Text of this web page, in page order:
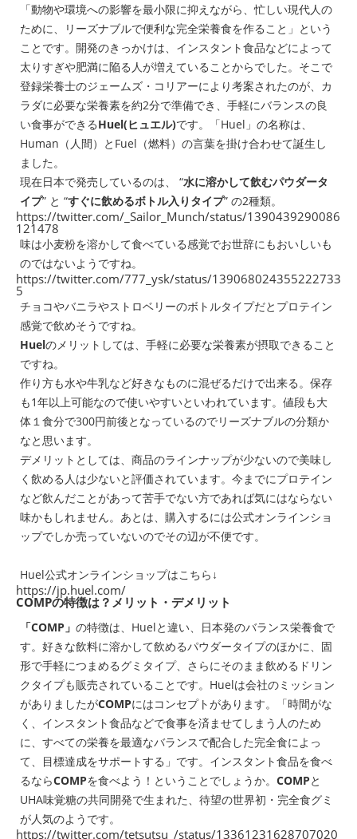
「動物や環境への影響を最小限に抑えながら、忙しい現代人の
ために、リーズナブルで便利な完全栄養食を作ること」 という
ことです。開発のきっかけは、インスタント食品などによって
太りすぎや肥満に陥る人が増えていることからでした。そこで
登録栄養士のジェームズ・コリアーにより考案されたのが、カ
ラダに必要な栄養素を約2分で準備でき、手軽にバランスの良
い食事ができるHuel(ヒュエル)です。「Huel」の名称は、
Human（人間）とFuel（燃料）の言葉を掛け合わせて誕生し
ました。
現在日本で発売しているのは、 “水に溶かして飲むパウダータ
イプ” と “すぐに飲めるボトル入りタイプ” の2種類。
https://twitter.com/_Sailor_Munch/status/1390439290086
121478
味は小麦粉を溶かして食べている感覚でお世辞にもおいしいも
のではないようですね。
https://twitter.com/777_ysk/status/139068024355222733
5
チョコやバニラやストロベリーのボトルタイプだとプロテイン
感覚で飲めそうですね。
Huelのメリットしては、手軽に必要な栄養素が摂取できること
ですね。
作り方も水や牛乳など好きなものに混ぜるだけで出来る。保存
も1年以上可能なので使いやすいといわれています。値段も大
体１食分で300円前後となっているのでリーズナブルの分類か
なと思います。
デメリットとしては、商品のラインナップが少ないので美味し
く飲める人は少ないと評価されています。今までにプロテイン
など飲んだことがあって苦手でない方であれば気にはならない
味かもしれません。あとは、購入するには公式オンラインショ
ップでしか売っていないのでその辺が不便です。
Huel公式オンラインショップはこちら↓
https://jp.huel.com/
COMPの特徴は？メリット・デメリット
「COMP」 の特徴は、Huelと違い、日本発のバランス栄養食で
す。好きな飲料に溶かして飲めるパウダータイプのほかに、固
形で手軽につまめるグミタイプ、さらにそのまま飲めるドリン
クタイプも販売されていることです。Huelは会社のミッション
がありましたがCOMPにはコンセプトがあります。
「時間がな
く、インスタント食品などで食事を済ませてしまう人のため
に、すべての栄養を最適なバランスで配合した完全食によっ
て、目標達成をサポートする」 です。インスタント食品を食べ
るならCOMPを食べよう！ということでしょうか。 COMPと
UHA味覚糖の共同開発で生まれた、待望の世界初・完全食グミ
が人気のようです。
https://twitter.com/tetsutsu_/status/13361231628707020